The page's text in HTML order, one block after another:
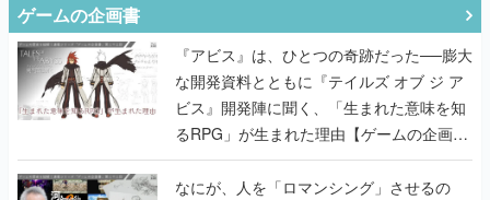
ゲームの企画書
『アビス』は、ひとつの奇跡だった──膨大
な開発資料とともに『テイルズ オブ ジ ア
ビス』開発陣に聞く、「生まれた意味を知
るRPG」が生まれた理由【ゲームの企画
書】
なにが、人を「ロマンシング」させるの